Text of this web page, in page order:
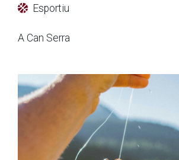
Esportiu
A Can Serra